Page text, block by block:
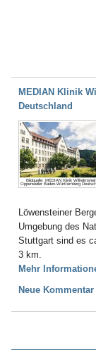
MEDIAN Klinik
Deutschland
Bildquelle: MEDIAN Klinik
Oppenweiler Baden-Württemberg
Löwensteiner
Umgebung des
Stuttgart sind es
3 km.
Mehr
Neue